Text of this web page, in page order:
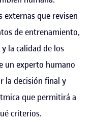
externas que revisen
de entrenamiento,
la calidad de los
un experto humano
la decisión final y
que permitirá a
criterios.